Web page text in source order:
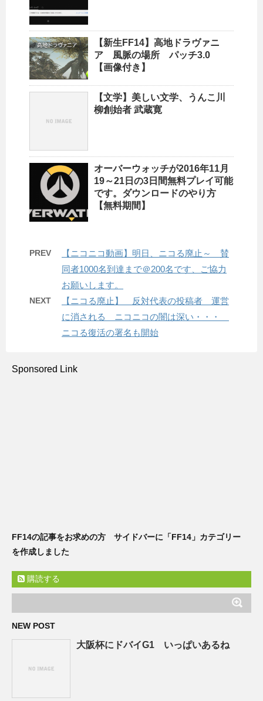
【新生FF14】高地ドラヴァニ
ア 風脈の場所 パッチ3.0
【画像付き】
【文学】美しい文学、うんこ川
柳創始者 武蔵寛
オーバーウォッチが2016年11月
19～21日の3日間無料プレイ可能
です。ダウンロードのやり方
【無料期間】
PREV
【ニコニコ動画】明日、ニコる廃止～ 賛
同者1000名到達まで＠200名です、ご協力
お願いします。
NEXT
【ニコる廃止】 反対代表の投稿者 運営
に消される ニコニコの闇は深い・・・
ニコる復活の署名も開始
Sponsored Link
FF14の記事をお求めの方 サイドバーに「FF14」カテゴリー
を作成しました
購読する
NEW POST
大阪杯にドバイG1 いっぱいあるね